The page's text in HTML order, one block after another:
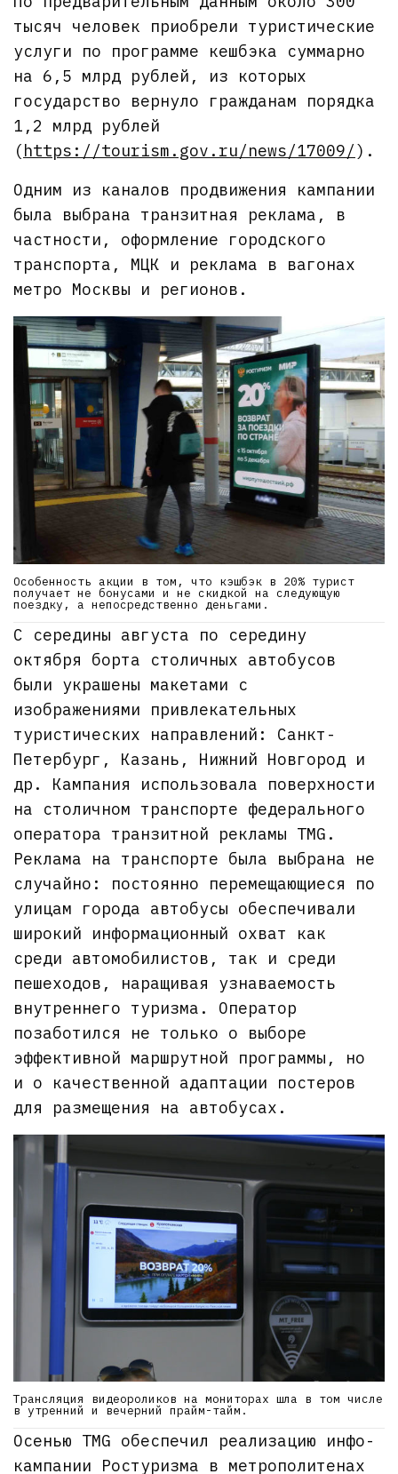
тысяч человек приобрели туристические
услуги по программе кешбэка суммарно
на 6,5 млрд рублей, из которых
государство вернуло гражданам порядка
1,2 млрд рублей
(https://tourism.gov.ru/news/17009/).
Одним из каналов продвижения кампании
была выбрана транзитная реклама, в
частности, оформление городского
транспорта, МЦК и реклама в вагонах
метро Москвы и регионов.
Особенность акции в том, что кэшбэк в 20% турист
получает не бонусами и не скидкой на следующую
поездку, а непосредственно деньгами.
С середины августа по середину
октября борта столичных автобусов
были украшены макетами с
изображениями привлекательных
туристических направлений: Санкт-
Петербург, Казань, Нижний Новгород и
др. Кампания использовала поверхности
на столичном транспорте федерального
оператора транзитной рекламы TMG.
Реклама на транспорте была выбрана не
случайно: постоянно перемещающиеся по
улицам города автобусы обеспечивали
широкий информационный охват как
среди автомобилистов, так и среди
пешеходов, наращивая узнаваемость
внутреннего туризма. Оператор
позаботился не только о выборе
эффективной маршрутной программы, но
и о качественной адаптации постеров
для размещения на автобусах.
Трансляция видеороликов на мониторах шла в том числе
в утренний и вечерний прайм-тайм.
Осенью TMG обеспечил реализацию инфо-
кампании Ростуризма в метрополитенах